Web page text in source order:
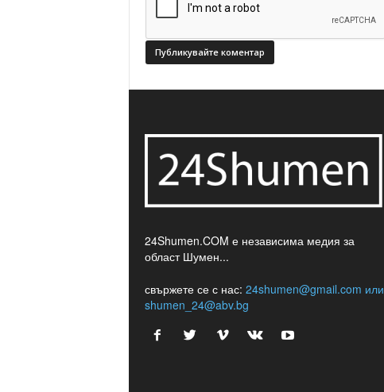
24Shumen.COM е независима медия за
област Шумен...
свържете се с нас: 24shumen@gmail.com или
shumen_24@abv.bg